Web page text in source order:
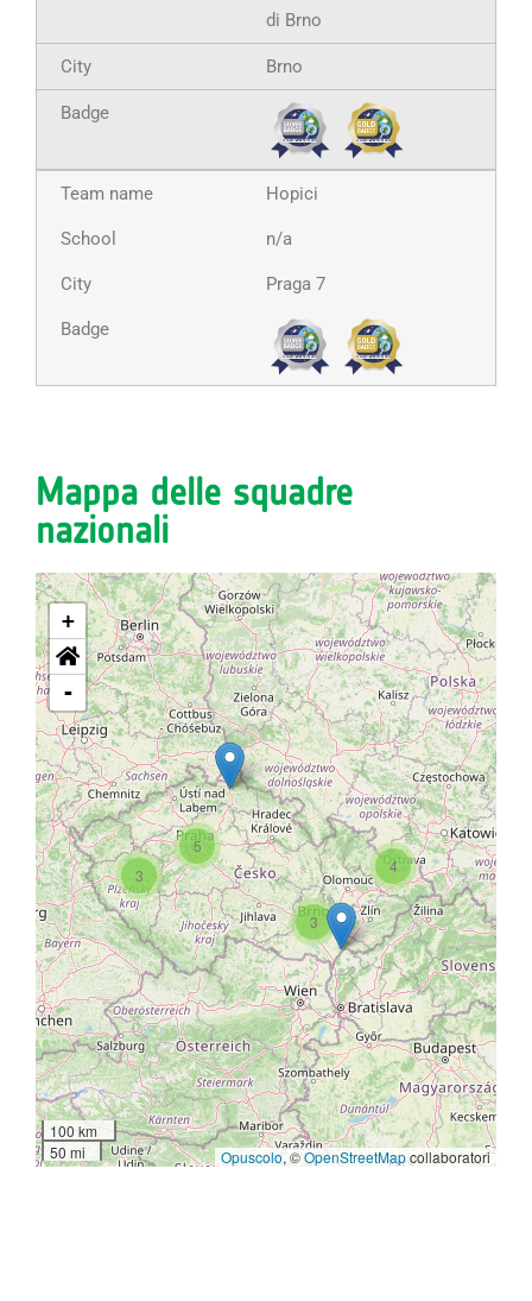
di Brno
Brno
Hopici
n/a
Praga 7
Mappa delle squadre
nazionali
3
5
3
4
+
-
100 km
50 mi
Opuscolo, ©OpenStreetMapcollaboratori